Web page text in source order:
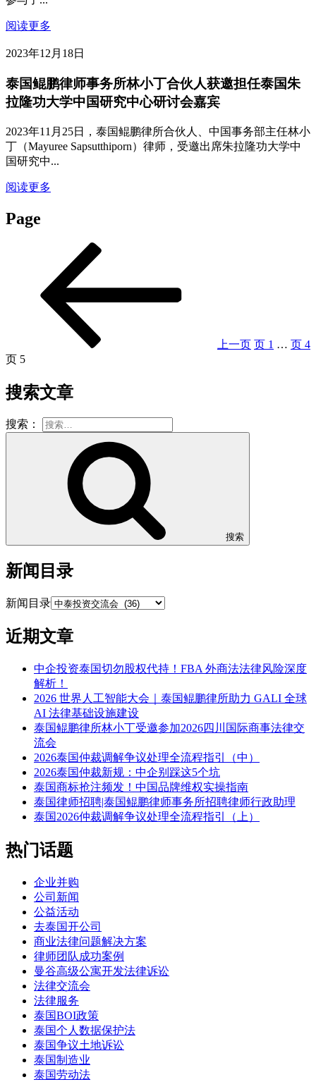
阅读更多
2023年12月18日
泰国鲲鹏律师事务所林小丁合伙人获邀担任泰国朱
拉隆功大学中国研究中心研讨会嘉宾
2023年11月25日，泰国鲲鹏律所合伙人、中国事务部主任林小
丁（Mayuree Sapsutthiporn）律师，受邀出席朱拉隆功大学中
国研究中...
阅读更多
Page
上一页 页 1 … 页 4
页 5
搜索文章
搜索：
搜索
新闻目录
新闻目录
近期文章
中企投资泰国切勿股权代持！FBA 外商法法律风险深度
解析！
2026 世界人工智能大会｜泰国鲲鹏律所助力 GALI 全球
AI 法律基础设施建设
泰国鲲鹏律所林小丁受邀参加2026四川国际商事法律交
流会
2026泰国仲裁调解争议处理全流程指引（中）
2026泰国仲裁新规：中企别踩这5个坑
泰国商标抢注频发！中国品牌维权实操指南
泰国律师招聘|泰国鲲鹏律师事务所招聘律师行政助理
泰国2026仲裁调解争议处理全流程指引（上）
热门话题
企业并购
公司新闻
公益活动
去泰国开公司
商业法律问题解决方案
律师团队成功案例
曼谷高级公寓开发法律诉讼
法律交流会
法律服务
泰国BOI政策
泰国个人数据保护法
泰国争议土地诉讼
泰国制造业
泰国劳动法